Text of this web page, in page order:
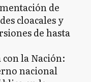
de
cloacales y
de hasta
la Nación:
nacional